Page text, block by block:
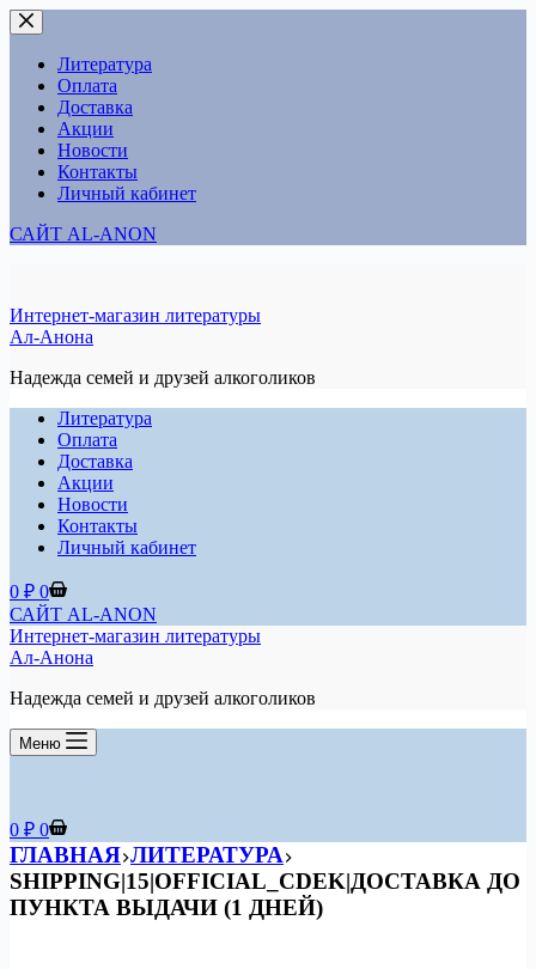
Перейти
к
сути
Литература
Оплата
Доставка
Акции
Новости
Контакты
Личный кабинет
САЙТ AL-ANON
Интернет-магазин литературы
Ал-Анона
Надежда семей и друзей алкоголиков
Литература
Оплата
Доставка
Акции
Новости
Контакты
Личный кабинет
Корзина
0 ₽ 0
САЙТ AL-ANON
Интернет-магазин литературы
Ал-Анона
Надежда семей и друзей алкоголиков
Меню
Корзина
0 ₽ 0
ГЛАВНАЯ ЛИТЕРАТУРА
SHIPPING|15|OFFICIAL_CDEK|ДОСТАВКА ДО
ПУНКТА ВЫДАЧИ (1 ДНЕЙ)